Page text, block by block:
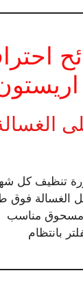
تنظيف كل
الغسالة فوق
مسحوق مناسب
بانتظام